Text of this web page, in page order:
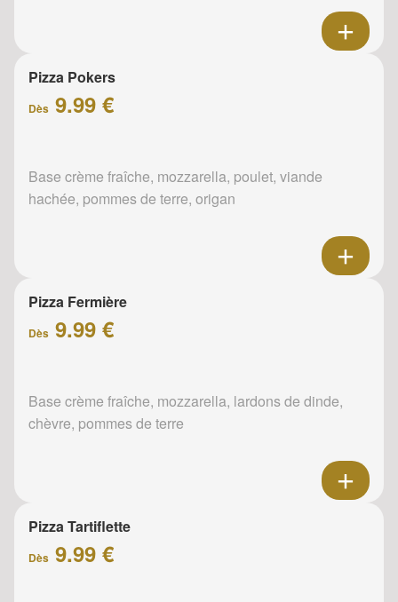
Pizza Pokers
Dès 9.99 €
Base crème fraîche, mozzarella, poulet, viande
hachée, pommes de terre, origan
Pizza Fermière
Dès 9.99 €
Base crème fraîche, mozzarella, lardons de dinde,
chèvre, pommes de terre
Pizza Tartiflette
Dès 9.99 €